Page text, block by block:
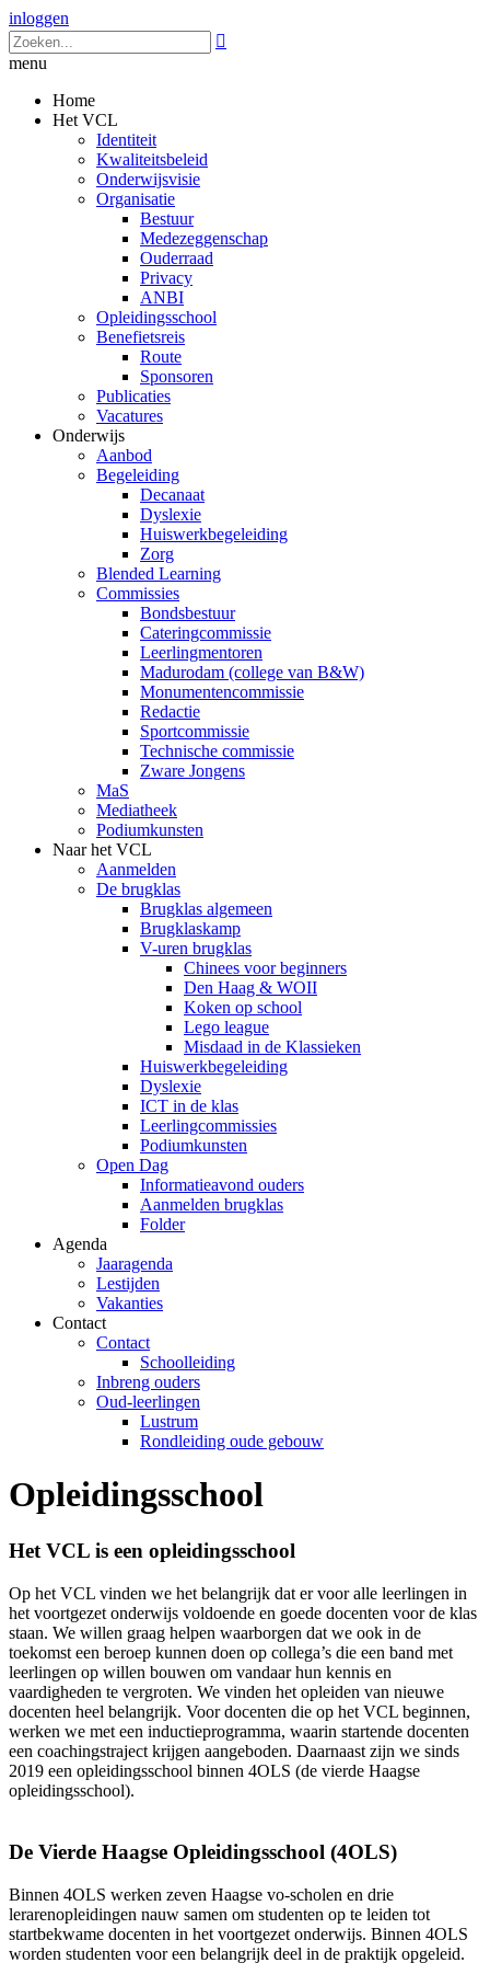
inloggen

menu
Home
Het VCL
Identiteit
Kwaliteitsbeleid
Onderwijsvisie
Organisatie
Bestuur
Medezeggenschap
Ouderraad
Privacy
ANBI
Opleidingsschool
Benefietsreis
Route
Sponsoren
Publicaties
Vacatures
Onderwijs
Aanbod
Begeleiding
Decanaat
Dyslexie
Huiswerkbegeleiding
Zorg
Blended Learning
Commissies
Bondsbestuur
Cateringcommissie
Leerlingmentoren
Madurodam (college van B&W)
Monumentencommissie
Redactie
Sportcommissie
Technische commissie
Zware Jongens
MaS
Mediatheek
Podiumkunsten
Naar het VCL
Aanmelden
De brugklas
Brugklas algemeen
Brugklaskamp
V-uren brugklas
Chinees voor beginners
Den Haag & WOII
Koken op school
Lego league
Misdaad in de Klassieken
Huiswerkbegeleiding
Dyslexie
ICT in de klas
Leerlingcommissies
Podiumkunsten
Open Dag
Informatieavond ouders
Aanmelden brugklas
Folder
Agenda
Jaaragenda
Lestijden
Vakanties
Contact
Contact
Schoolleiding
Inbreng ouders
Oud-leerlingen
Lustrum
Rondleiding oude gebouw
Opleidingsschool
Het VCL is een opleidingsschool
Op het VCL vinden we het belangrijk dat er voor alle leerlingen in
het voortgezet onderwijs voldoende en goede docenten voor de klas
staan. We willen graag helpen waarborgen dat we ook in de
toekomst een beroep kunnen doen op collega’s die een band met
leerlingen op willen bouwen om vandaar hun kennis en
vaardigheden te vergroten. We vinden het opleiden van nieuwe
docenten heel belangrijk. Voor docenten die op het VCL beginnen,
werken we met een inductieprogramma, waarin startende docenten
een coachingstraject krijgen aangeboden. Daarnaast zijn we sinds
2019 een opleidingsschool binnen 4OLS (de vierde Haagse
opleidingsschool).
De Vierde Haagse Opleidingsschool (4OLS)
Binnen 4OLS werken zeven Haagse vo-scholen en drie
lerarenopleidingen nauw samen om studenten op te leiden tot
startbekwame docenten in het voortgezet onderwijs. Binnen 4OLS
worden studenten voor een belangrijk deel in de praktijk opgeleid.